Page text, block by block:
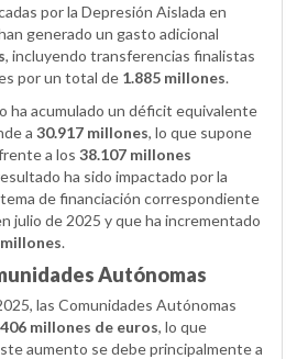
por la Depresión Aislada en
generado un gasto adicional
, incluyendo transferencias finalistas
por un total de 1.885 millones.
ha acumulado un déficit equivalente
a 30.917 millones, lo que supone
a los 38.107 millones
ha sido impactado por la
de financiación correspondiente
julio de 2025 y que ha incrementado
.
Autónomas
las Comunidades Autónomas
millones de euros, lo que
aumento se debe principalmente a